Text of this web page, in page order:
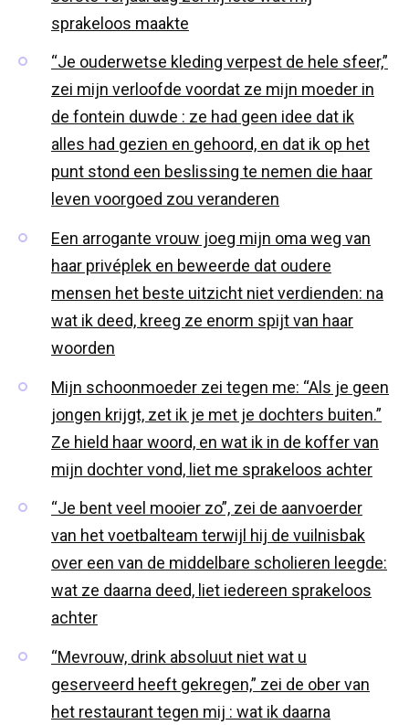
sprakeloos maakte
“Je ouderwetse kleding verpest de hele sfeer,”
zei mijn verloofde voordat ze mijn moeder in
de fontein duwde : ze had geen idee dat ik
alles had gezien en gehoord, en dat ik op het
punt stond een beslissing te nemen die haar
leven voorgoed zou veranderen
Een arrogante vrouw joeg mijn oma weg van
haar privéplek en beweerde dat oudere
mensen het beste uitzicht niet verdienden: na
wat ik deed, kreeg ze enorm spijt van haar
woorden
Mijn schoonmoeder zei tegen me: “Als je geen
jongen krijgt, zet ik je met je dochters buiten.”
Ze hield haar woord, en wat ik in de koffer van
mijn dochter vond, liet me sprakeloos achter
“Je bent veel mooier zo”, zei de aanvoerder
van het voetbalteam terwijl hij de vuilnisbak
over een van de middelbare scholieren leegde:
wat ze daarna deed, liet iedereen sprakeloos
achter
“Mevrouw, drink absoluut niet wat u
geserveerd heeft gekregen,” zei de ober van
het restaurant tegen mij : wat ik daarna